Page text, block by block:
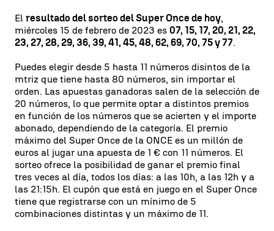
El resultado del sorteo del Super Once de hoy,
miércoles 15 de febrero de 2023 es 07, 15, 17, 20, 21, 22,
23, 27, 28, 29, 36, 39, 41, 45, 48, 62, 69, 70, 75 y 77.
Puedes elegir desde 5 hasta 11 números disintos de la
mtriz que tiene hasta 80 números, sin importar el
orden. Las apuestas ganadoras salen de la selección de
20 números, lo que permite optar a distintos premios
en función de los números que se acierten y el importe
abonado, dependiendo de la categoría. El premio
máximo del Super Once de la ONCE es un millón de
euros al jugar una apuesta de 1 € con 11 números. El
sorteo ofrece la posibilidad de ganar el premio final
tres veces al día, todos los días: a las 10h, a las 12h y a
las 21:15h. El cupón que está en juego en el Super Once
tiene que registrarse con un mínimo de 5
combinaciones distintas y un máximo de 11.